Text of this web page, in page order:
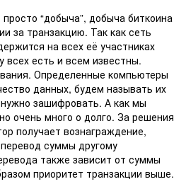
“добыча”, добыча биткоина
за транзакцию. Так как сеть
на всех её участниках
всех есть и всем известны.
Определенные компьютеры
данных, будем называть их
нужно зашифровать. А как мы
очень много о долго. За решения
получает вознаграждение,
суммы другому
также зависит от суммы
приоритет транзакции выше.